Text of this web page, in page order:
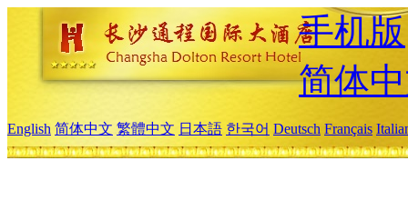
手机版
简体
English 简体中文 繁體中文 日本語 한국어 Deutsch Français